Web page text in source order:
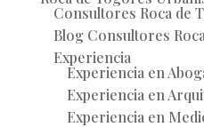
Consultores Roca de
Blog Consultores
Experiencia
Experiencia en
Experiencia en
Experiencia en